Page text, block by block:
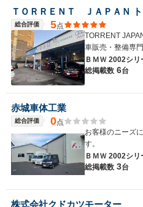
ＴＯＲＲＥＮＴ ＪＡＰＡＮ
総合評価 5点
TORRENT JAPAN 株式会社美方商会 西宮市の輸
車販売・整備専
ＢＭＷ 2002シリ
総掲載数 6台
赤城車体工業
総合評価 0点
お客様のニーズ
す。
ＢＭＷ 2002シリ
総掲載数 3台
株式会社クドカツモーター